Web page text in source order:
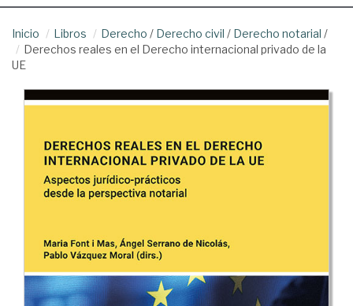
Inicio Libros Derecho / Derecho civil / Derecho notarial /
Derechos reales en el Derecho internacional privado de la
UE